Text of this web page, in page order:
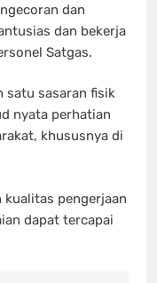
dan
dan bekerja
Satgas.
satu sasaran fisik
nyata perhatian
khususnya di
kualitas pengerjaan
dapat tercapai